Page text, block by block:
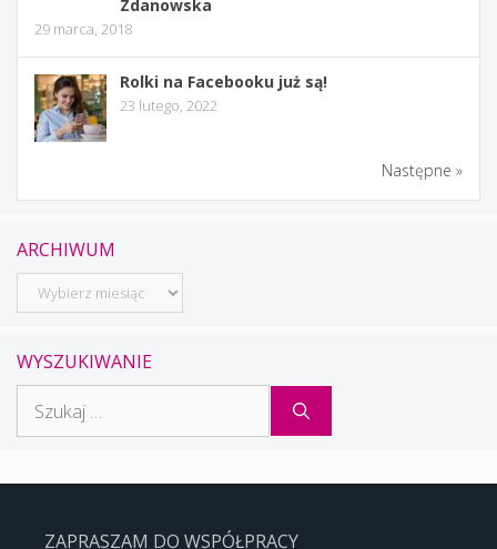
Zdanowska
29 marca, 2018
Rolki na Facebooku już są!
23 lutego, 2022
Następne »
ARCHIWUM
Archiwum
WYSZUKIWANIE
ZAPRASZAM DO WSPÓŁPRACY